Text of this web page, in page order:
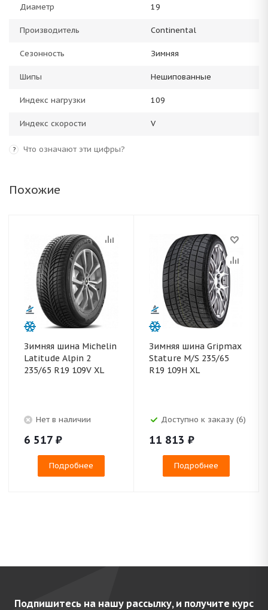
Диаметр 19
Производитель Continental
Сезонность Зимняя
Шипы Нешипованные
Индекс нагрузки 109
Индекс скорости V
? Что означают эти цифры?
Похожие
Зимняя шина Michelin
Latitude Alpin 2
235/65 R19 109V XL
Нет в наличии
6 517 ₽
Подробнее
Зимняя шина Gripmax
Stature M/S 235/65
R19 109H XL
Доступно к заказу (6)
11 813 ₽
Подробнее
Подпишитесь на нашу рассылку, и получите курс